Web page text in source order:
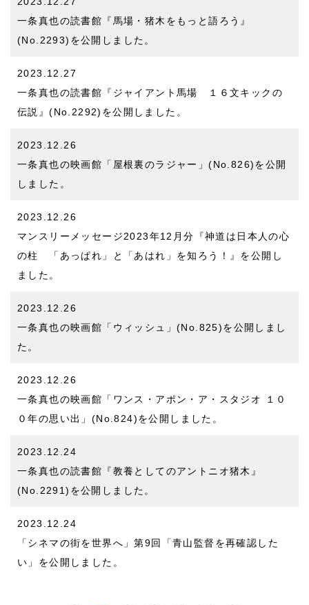
一条真也の読書館『馬場・猪木をもっと語ろう』
(No.2293) を公開しました。
2023.12.27
一条真也の読書館『ジャイアント馬場 １６文キックの
伝説』(No.2292) を公開しました。
2023.12.26
一条真也の映画館「屋根裏のラジャー」(No.826)を公開
しました。
2023.12.26
マンスリーメッセージ2023年12月分
『神道は日本人の心
の柱 「あっぱれ」と「あはれ」を知ろう！』 を公開し
ました。
2023.12.26
一条真也の映画館「ウィッシュ」(No.825)を公開しまし
た。
2023.12.26
一条真也の映画館「ワンス・アポン・ア・スタジオ １０
０年の思い出」(No.824)を公開しました。
2023.12.24
一条真也の読書館『教養としてのアントニオ猪木』
(No.2291) を公開しました。
2023.12.24
「シネマの街を世界へ」第9回「青山監督を再確認した
い」 を公開しました。